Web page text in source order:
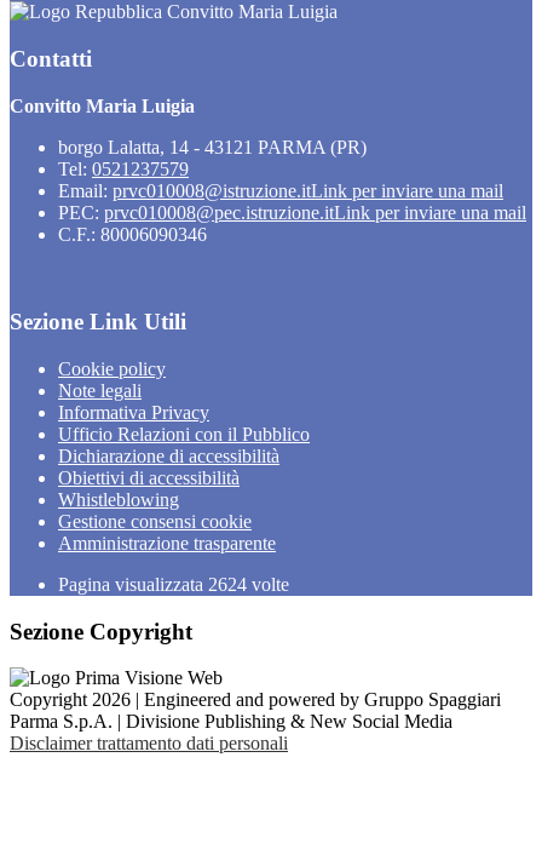
Convitto Maria Luigia
Contatti
Convitto Maria Luigia
borgo Lalatta, 14 - 43121 PARMA (PR)
Tel: 0521237579
Email: prvc010008@istruzione.itLink per inviare una mail
PEC: prvc010008@pec.istruzione.itLink per inviare una mail
C.F.: 80006090346
Sezione Link Utili
Cookie policy
Note legali
Informativa Privacy
Ufficio Relazioni con il Pubblico
Dichiarazione di accessibilità
Obiettivi di accessibilità
Whistleblowing
Gestione consensi cookie
Amministrazione trasparente
Pagina visualizzata 2624 volte
Sezione Copyright
Copyright 2026 | Engineered and powered by Gruppo Spaggiari
Parma S.p.A. | Divisione Publishing & New Social Media
Disclaimer trattamento dati personali